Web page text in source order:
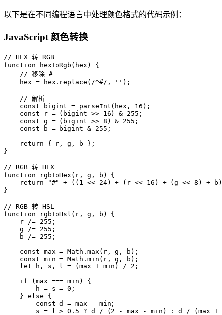
以下是在不同编程语言中处理颜色格式的代码示例：
JavaScript 颜色转换
// HEX 转 RGB
function hexToRgb(hex) {
    // 移除 #
    hex = hex.replace(/^#/, '');
    // 解析
    const bigint = parseInt(hex, 16);
    const r = (bigint >> 16) & 255;
    const g = (bigint >> 8) & 255;
    const b = bigint & 255;
    return { r, g, b };
}
// RGB 转 HEX
function rgbToHex(r, g, b) {
return "#" + ((1 << 24) + (r << 16) + (g << 8) +
}
// RGB 转 HSL
function rgbToHsl(r, g, b) {
    r /= 255;
    g /= 255;
    b /= 255;
    const max = Math.max(r, g, b);
    const min = Math.min(r, g, b);
    let h, s, l = (max + min) / 2;
    if (max === min) {
        h = s = 0;
    } else {
        const d = max - min;
s = l > 0.5 ? d / (2 - max - min) : d / (max +